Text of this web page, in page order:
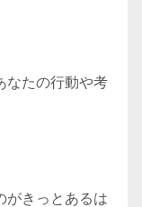
なたの行動や考
がきっとあるは